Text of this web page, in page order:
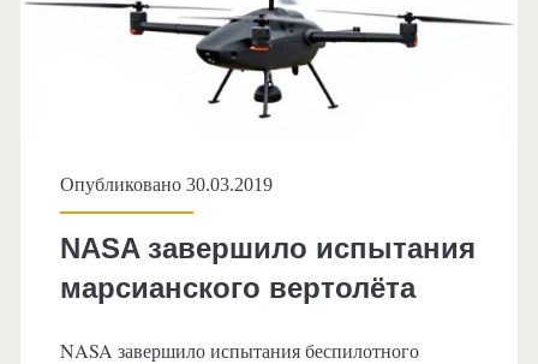
полета
на
Красную
Опубликовано 30.03.2019
NASA завершило испытания
марсианского вертолёта
NASA завершило испытания беспилотного